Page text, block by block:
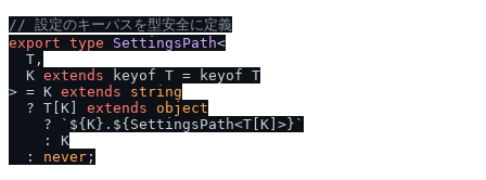
/ / 設定のキーパスを型安全に定義
export type SettingsPath<
  T,
  K
extends keyof T = keyof T
> = K extends
string
  ? T[K]
extends
object
    ?
` ${K} . ${SettingsPath<T[K]>} `
    : K
  :
never ;